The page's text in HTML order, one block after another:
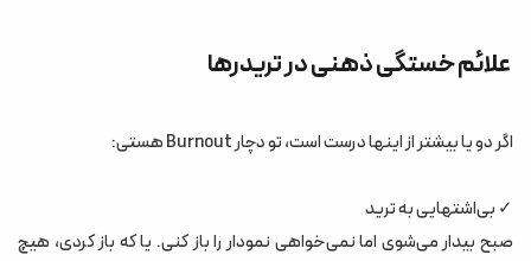
سؤال ۲: اگر مدیتیشن برایم کار نکرد؟
سؤال ۴: چند روز طول می‌کشد تا نتیجه ببینم؟
بخش دهم: نتیجه‌گیری ذهن آگاه = تریدر بهتر
اگر دو یا بیشتر از اینها درست است، تو دچار Burnout هستی:
✓ بی‌اشتهایی به ترید
صبح بیدار می‌شوی اما نمی‌خواهی نمودار را باز کنی. یا که باز کردی، هیچ